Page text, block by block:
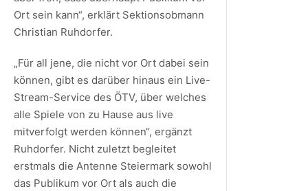
Ort sein kann“, erklärt Sektionsobmann
Christian Ruhdorfer.
„Für all jene, die nicht vor Ort dabei sein
können, gibt es darüber hinaus ein Live-
Stream-Service des ÖTV, über welches
alle Spiele von zu Hause aus live
mitverfolgt werden können“, ergänzt
Ruhdorfer. Nicht zuletzt begleitet
erstmals die Antenne Steiermark sowohl
das Publikum vor Ort als auch die